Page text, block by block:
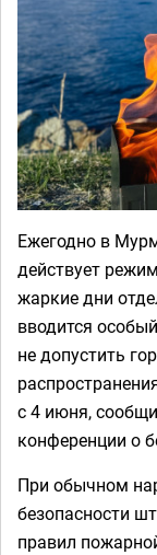
Ежегодно в
действует
жаркие дни
вводится
не допустить
с 4 июня,
конференции о
При обычном
безопасности
правил